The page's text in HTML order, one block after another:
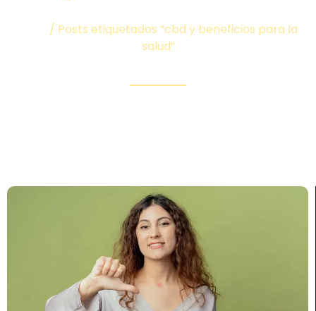
/ Posts etiquetados “cbd y beneficios para la
salud”